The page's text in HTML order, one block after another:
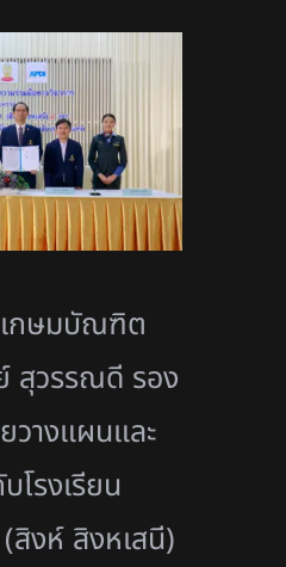
กษมบัณฑิต
สุวรรณดี รอง
วางแผนและ
รงเรียน
สิงห์ สิงหเสนี)